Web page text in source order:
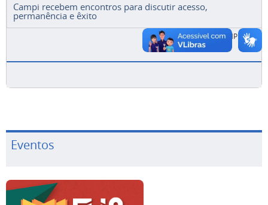
Campi recebem encontros para discutir acesso,
permanência e êxito
ACESSE A LISTA COMPLETA
Eventos